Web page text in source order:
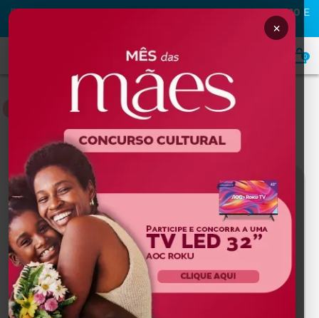
PRIMEIRA COMPRA NA MAFRA? USE O CUPOMMAFRA10 E
0
ROUPAS DE PROTEÇÃO
ROUPAS DE PROTEÇÃO
×